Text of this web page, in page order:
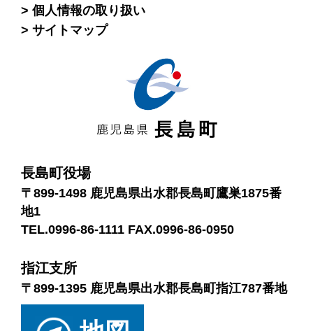
個人情報の取り扱い
サイトマップ
長島町役場
〒899-1498 鹿児島県出水郡長島町鷹巣1875番
地1
TEL.0996-86-1111 FAX.0996-86-0950
指江支所
〒899-1395 鹿児島県出水郡長島町指江787番地